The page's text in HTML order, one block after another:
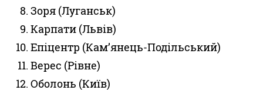
Зоря (Луганськ)
Карпати (Львів)
Епіцентр (Кам’янець-Подільський)
Верес (Рівне)
Оболонь (Київ)